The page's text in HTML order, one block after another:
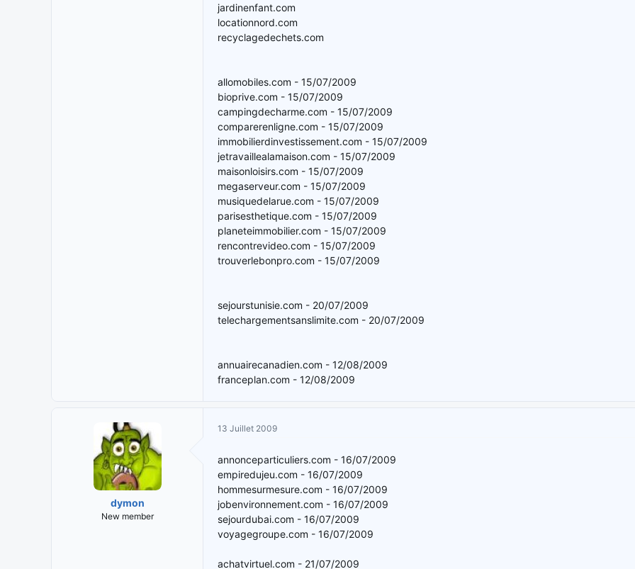
jardinenfant.com
locationnord.com
recyclagedechets.com
allomobiles.com - 15/07/2009
bioprive.com - 15/07/2009
campingdecharme.com - 15/07/2009
comparerenligne.com - 15/07/2009
immobilierdinvestissement.com - 15/07/2009
jetravaillealamaison.com - 15/07/2009
maisonloisirs.com - 15/07/2009
megaserveur.com - 15/07/2009
musiquedelarue.com - 15/07/2009
parisesthetique.com - 15/07/2009
planeteimmobilier.com - 15/07/2009
rencontrevideo.com - 15/07/2009
trouverlebonpro.com - 15/07/2009
sejourstunisie.com - 20/07/2009
telechargementsanslimite.com - 20/07/2009
annuairecanadien.com - 12/08/2009
franceplan.com - 12/08/2009
dymon
New member
13 Juillet 2009
annonceparticuliers.com - 16/07/2009
empiredujeu.com - 16/07/2009
hommesurmesure.com - 16/07/2009
jobenvironnement.com - 16/07/2009
sejourdubai.com - 16/07/2009
voyagegroupe.com - 16/07/2009
achatvirtuel.com - 21/07/2009